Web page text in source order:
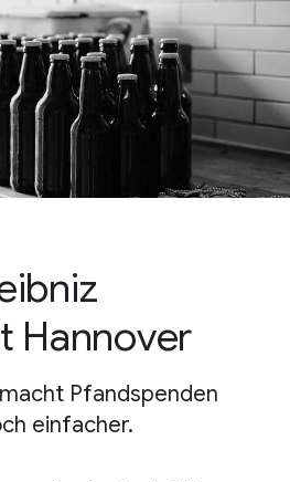
Hannover
Pfandspenden
einfacher.